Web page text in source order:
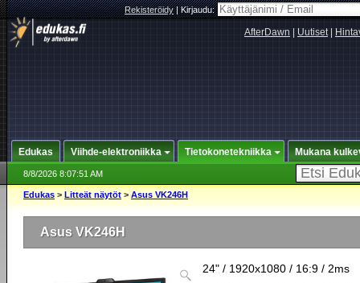
Rekisteröidy|Kirjaudu:
AfterDawn Uutiset|
Edukas Viihde-elektroniikka Tietokonetekniikka Mukana
8/8/2026 8:07:51 AM
Edukas > Litteät näytöt > Asus VK246H
Asus VK246H
24" / 1920x1080 / 16:9 / 2ms